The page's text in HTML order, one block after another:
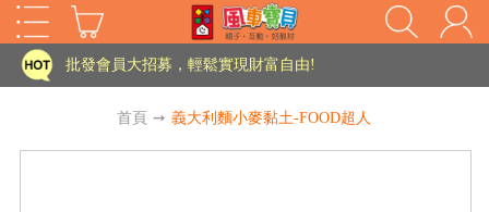
家長樂了!「風車書版集團暨FOOD超人企業總部」目前正興建中!
批發會員大招募，輕鬆實現財富自由!
老師您好!!幼教會員火熱招募中~
首頁 ➙ 義大利麵小麥黏土-FOOD超人